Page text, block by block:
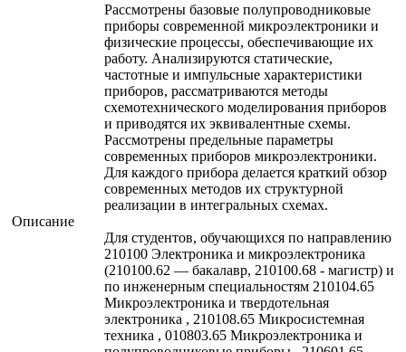
Описание
Рассмотрены базовые полупроводниковые
приборы современной микроэлектроники и
физические процессы, обеспечивающие их
работу. Анализируются статические,
частотные и импульсные характеристики
приборов, рассматриваются методы
схемотехнического моделирования приборов
и приводятся их эквивалентные схемы.
Рассмотрены предельные параметры
современных приборов микроэлектроники.
Для каждого прибора делается краткий обзор
современных методов их структурной
реализации в интегральных схемах.
Для студентов, обучающихся по направлению
210100 Электроника и микроэлектроника
(210100.62 — бакалавр, 210100.68 - магистр) и
по инженерным специальностям 210104.65
Микроэлектроника и твердотельная
электроника , 210108.65 Микросистемная
техника , 010803.65 Микроэлектроника и